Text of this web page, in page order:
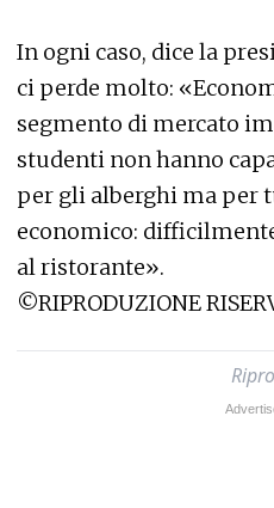
In ogni caso, dice la
ci perde molto:
segmento di mercato
studenti non hanno
per gli alberghi ma per
economico:
al ristorante».
©RIPRODUZIONE